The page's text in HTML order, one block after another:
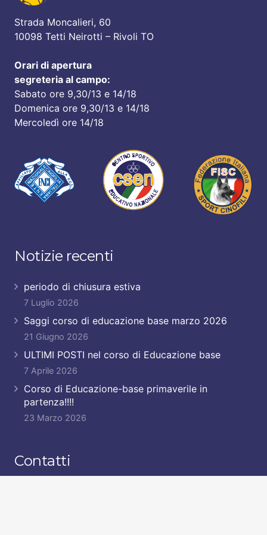
Strada Moncalieri, 60
10098 Tetti Neirotti – Rivoli TO
Orari di apertura
segreteria al campo:
Sabato ore 9,30/13 e 14/18
Domenica ore 9,30/13 e 14/18
Mercoledì ore 14/18
Notizie recenti
periodo di chiusura estiva
7 Luglio 2026
Saggi corso di educazione base marzo 2026
21 Giugno 2026
ULTIMI POSTI nel corso di Educazione base
7 Aprile 2026
Corso di Educazione-base primaverile in
partenza!!!!
23 Marzo 2026
Contatti